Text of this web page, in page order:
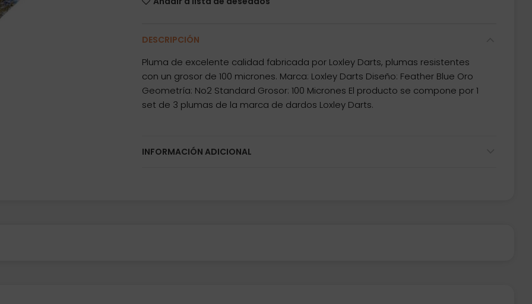
DESCRIPCIÓN
Pluma de excelente calidad fabricada por Loxley Darts, plumas resistentes
con un grosor de 100 micrones. Marca: Loxley Darts Diseño: Feather Blue Oro
Geometría: No2 Standard Grosor: 100 Micrones El producto se compone por 1
set de 3 plumas de la marca de dardos Loxley Darts.
INFORMACIÓN ADICIONAL